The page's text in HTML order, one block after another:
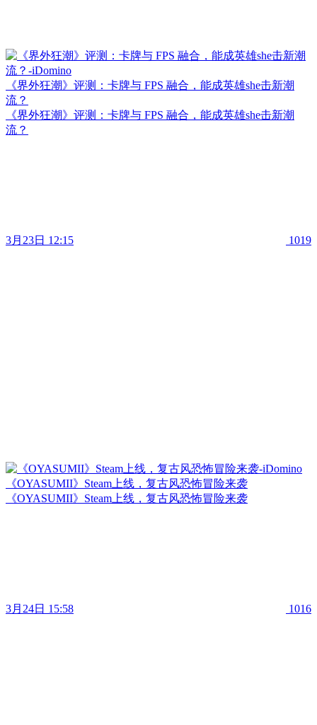
《界外狂潮》评测：卡牌与 FPS 融合，能成英雄she击新潮
流？
《界外狂潮》评测：卡牌与 FPS 融合，能成英雄she击新潮
流？
3月23日 12:15 1019
《OYASUMII》Steam上线，复古风恐怖冒险来袭
《OYASUMII》Steam上线，复古风恐怖冒险来袭
3月24日 15:58 1016